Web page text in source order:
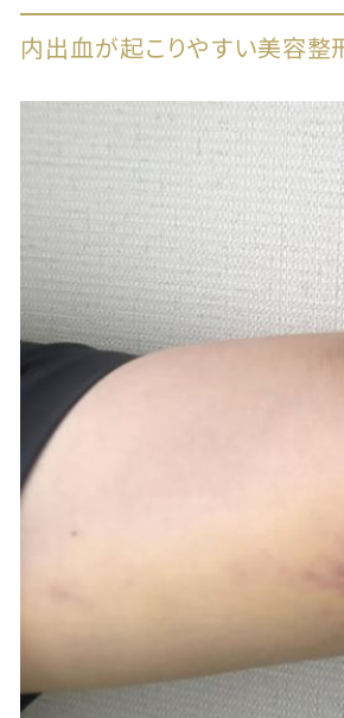
内出血が起こりやすい美容整